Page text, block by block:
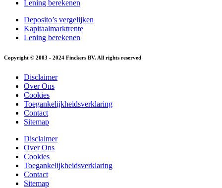
Lening berekenen
Deposito’s vergelijken
Kapitaalmarktrente
Lening berekenen
Copyright © 2003 - 2024 Finckers BV. All rights reserved
Disclaimer
Over Ons
Cookies
Toegankelijkheidsverklaring
Contact
Sitemap
Disclaimer
Over Ons
Cookies
Toegankelijkheidsverklaring
Contact
Sitemap